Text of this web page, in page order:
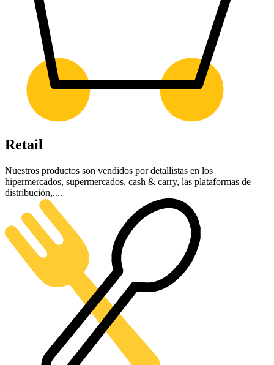
Retail
Nuestros productos son vendidos por detallistas en los
hipermercados, supermercados, cash & carry, las plataformas de
distribución,....